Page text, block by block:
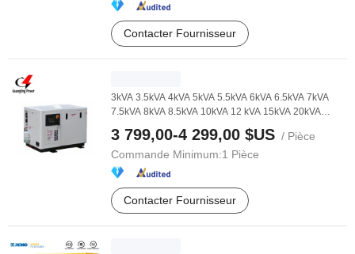
Contacter Fournisseur
3kVA 3.5kVA 4kVA 5kVA 5.5kVA 6kVA 6.5kVA 7kVA
7.5kVA 8kVA 8.5kVA 10kVA 12 kVA 15kVA 20kVA
3 799,00-4 299,00 $US / Pièce
Commande Minimum:1 Pièce
Contacter Fournisseur